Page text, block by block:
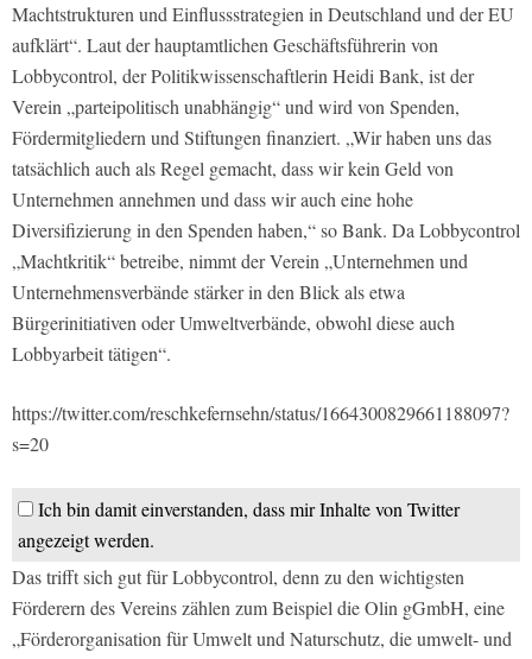
Machtstrukturen und Einflussstrategien in Deutschland und der EU
aufklärt“. Laut der hauptamtlichen Geschäftsführerin von
Lobbycontrol, der Politikwissenschaftlerin Heidi Bank, ist der
Verein „parteipolitisch unabhängig“ und wird von Spenden,
Fördermitgliedern und Stiftungen finanziert. „Wir haben uns das
tatsächlich auch als Regel gemacht, dass wir kein Geld von
Unternehmen annehmen und dass wir auch eine hohe
Diversifizierung in den Spenden haben,“ so Bank. Da Lobbycontrol
„Machtkritik“ betreibe, nimmt der Verein „Unternehmen und
Unternehmensverbände stärker in den Blick als etwa
Bürgerinitiativen oder Umweltverbände, obwohl diese auch
Lobbyarbeit tätigen“.
https://twitter.com/reschkefernsehn/status/1664300829661188097?
s=20
Ich bin damit einverstanden, dass mir Inhalte von Twitter
angezeigt werden.
Das trifft sich gut für Lobbycontrol, denn zu den wichtigsten
Förderern des Vereins zählen zum Beispiel die Olin gGmbH, eine
„Förderorganisation für Umwelt und Naturschutz, die umwelt- und